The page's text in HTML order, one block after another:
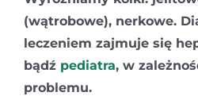
(wątrobowe), nerkowe.
leczeniem zajmuje się
bądź pediatra, w
problemu.